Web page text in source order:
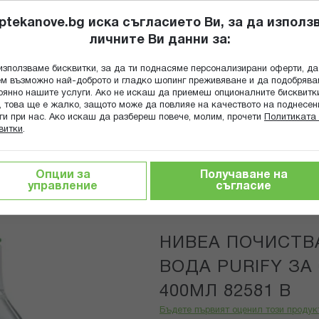
Търсене
ПОПИТАЙ
ГРИЖА ЗА МАЙКАТА И ДЕТЕТО ХРАНИТЕЛНИ ДОБАВКИ
гелове и лосиони НИВЕА ПОЧИСТВАЩА МИЦЕЛАРНА
Nivea
НИВЕА
ВОДА PURIFY
400МЛ 82581 В
Бъдете първият оценил този
иска съгласието Ви, за да
личните Ви данни за:
бисквитки, за да ти поднасяме персонализирани оферти, да
възможно най-доброто и гладко шопинг преживяване и да
нашите услуги. Ако не искаш да приемеш опционалните
това ще е жалко, защото може да повлияе на качеството на
при нас. Ако искаш да разбереш повече, молим, прочети
Политиката
.
Опции за
управление
Получаване на
съгласие